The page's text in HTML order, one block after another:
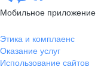
10 этаж, помещение
pr@rabota.by
Мобильное приложение
Этика и комплаенс
Оказание услуг
Использование сайтов